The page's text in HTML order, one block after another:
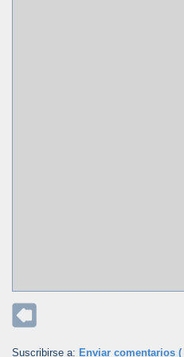
Suscribirse a: Enviar comentarios